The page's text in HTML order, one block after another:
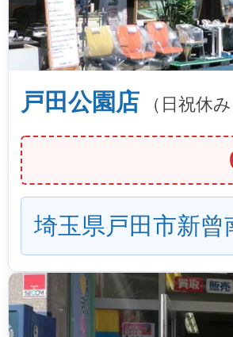
戸田公園店 （日祝休み
埼玉県戸田市新曾